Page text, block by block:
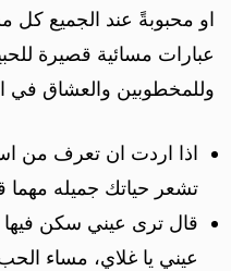
او محبوبةً عند الجميع كل
عبارات مسائية قصيرة
وللمخطوبين والعشاق في
اذا اردت ان تعرف من
تشعر حياتك جميله
قال ترى عيني سكن
عيني يا غلاي، مساء